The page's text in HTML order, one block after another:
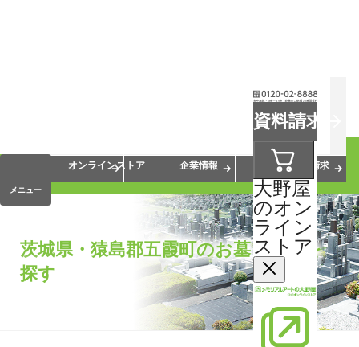
資料請求
大野屋
のオン
ライン
ストア
メニュー
会員サービス
オンラインストア
企業情報 資料請求
茨城県・猿島郡五霞町のお墓・霊園を
探す